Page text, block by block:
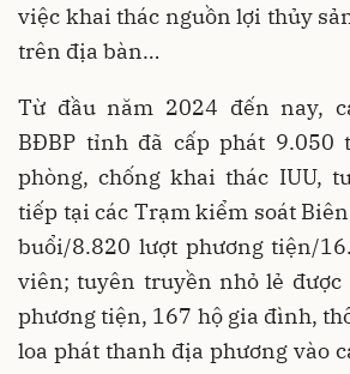
việc khai thác nguồn lợi thủy
trên địa bàn…
Từ đầu năm 2024 đến nay,
BĐBP tỉnh đã cấp phát 9.050
phòng, chống khai thác IUU,
tiếp tại các Trạm kiểm soát
buổi/8.820 lượt phương tiện/
viên; tuyên truyền nhỏ lẻ được
phương tiện, 167 hộ gia đình,
loa phát thanh địa phương vào